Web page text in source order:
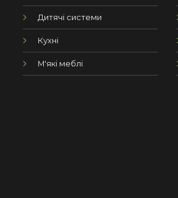
Дитячі системи
Кухні
М'які меблі